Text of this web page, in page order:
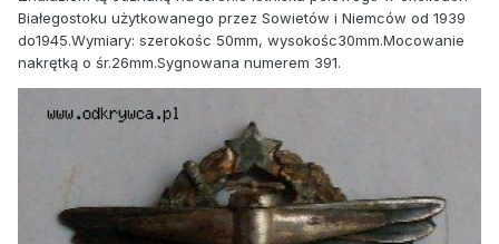
Białegostoku użytkowanego przez Sowietów i Niemców od 1939
do1945.Wymiary: szerokośc 50mm, wysokośc30mm.Mocowanie
nakrętką o śr.26mm.Sygnowana numerem 391.